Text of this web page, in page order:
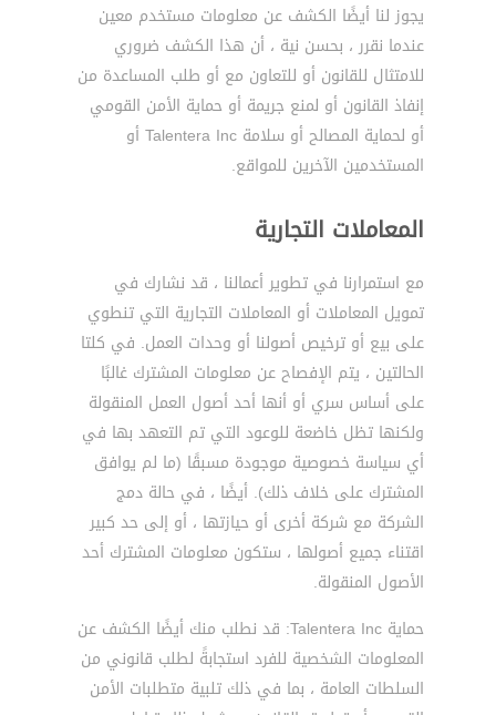
يجوز لنا أيضًا الكشف عن معلومات مستخدم معين
عندما نقرر ، بحسن نية ، أن هذا الكشف ضروري
للامتثال للقانون أو للتعاون مع أو طلب المساعدة من
إنفاذ القانون أو لمنع جريمة أو حماية الأمن القومي
أو لحماية المصالح أو سلامة Talentera Inc أو
المستخدمين الآخرين للمواقع.
المعاملات التجارية
مع استمرارنا في تطوير أعمالنا ، قد نشارك في
تمويل المعاملات أو المعاملات التجارية التي تنطوي
على بيع أو ترخيص أصولنا أو وحدات العمل. في كلتا
الحالتين ، يتم الإفصاح عن معلومات المشترك غالبًا
على أساس سري أو أنها أحد أصول العمل المنقولة
ولكنها تظل خاضعة للوعود التي تم التعهد بها في
أي سياسة خصوصية موجودة مسبقًا (ما لم يوافق
المشترك على خلاف ذلك). أيضًا ، في حالة دمج
الشركة مع شركة أخرى أو حيازتها ، أو إلى حد كبير
اقتناء جميع أصولها ، ستكون معلومات المشترك أحد
الأصول المنقولة.
حماية Talentera Inc: قد نطلب منك أيضًا الكشف عن
المعلومات الشخصية للفرد استجابةً لطلب قانوني من
السلطات العامة ، بما في ذلك تلبية متطلبات الأمن